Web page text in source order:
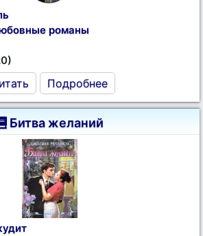
романы
Подробнее
Битва желаний